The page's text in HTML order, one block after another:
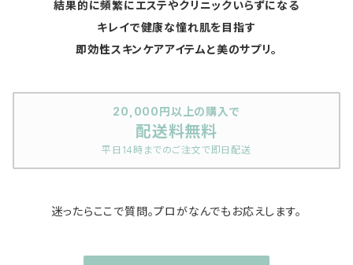
結果的に頻繁にエステやクリニックいらずになる
キレイで健康な憧れ肌を目指す
即効性スキンケアアイテムと美のサプリ。
20,000円以上の購入で
配送料無料
平日14時までのご注文で即日配送
迷ったらここで質問。プロがなんでもお応えします。